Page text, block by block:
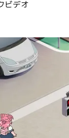
ビデオ